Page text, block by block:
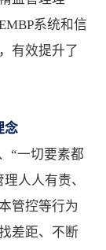
系统和信
有效提升了
念
“一切要素都
人人有责、
管控等行为
差距、不断